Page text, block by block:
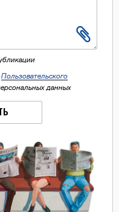
Пользовательского
данных